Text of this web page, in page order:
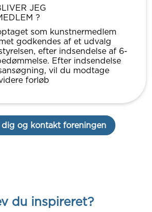
JEG
?
som kunstnermedlem
godkendes af et udvalg
efter indsendelse af 6-
Efter indsendelse
vil du modtage
forløb
dig og kontakt foreningen
du inspireret?